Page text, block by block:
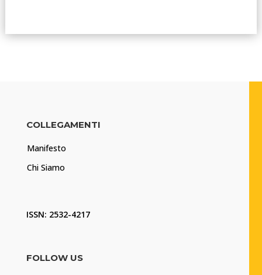
COLLEGAMENTI
Manifesto
Chi Siamo
ISSN: 2532-4217
FOLLOW US